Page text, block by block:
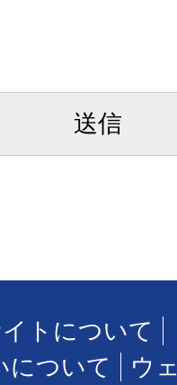
トについて
について
ウ